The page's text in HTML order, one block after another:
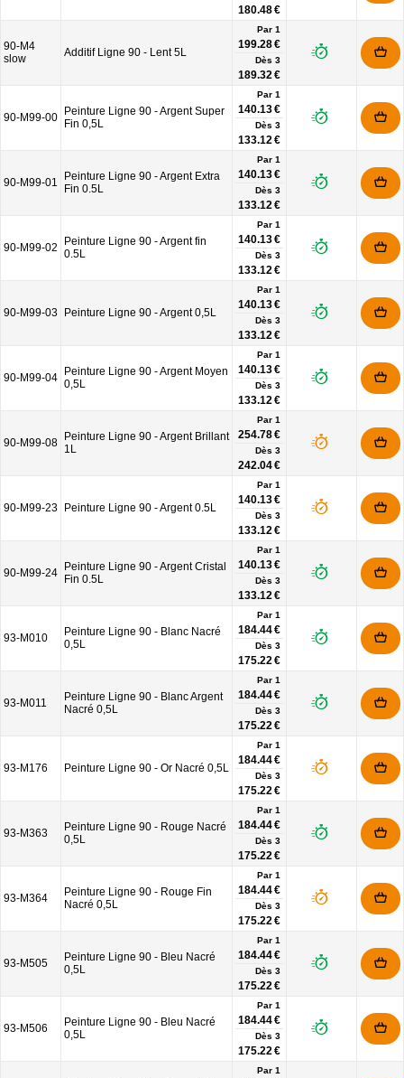
180.48 €
90-M4
slow
Additif Ligne 90 - Lent 5L
Par 1
199.28 €
Dès 3
189.32 €
90-M99-00
Peinture Ligne 90 - Argent Super
Fin 0,5L
Par 1
140.13 €
Dès 3
133.12 €
90-M99-01
Peinture Ligne 90 - Argent Extra
Fin 0.5L
Par 1
140.13 €
Dès 3
133.12 €
90-M99-02
Peinture Ligne 90 - Argent fin
0.5L
Par 1
140.13 €
Dès 3
133.12 €
90-M99-03 Peinture Ligne 90 - Argent 0,5L
Par 1
140.13 €
Dès 3
133.12 €
90-M99-04
Peinture Ligne 90 - Argent Moyen
0,5L
Par 1
140.13 €
Dès 3
133.12 €
90-M99-08
Peinture Ligne 90 - Argent Brillant
1L
Par 1
254.78 €
Dès 3
242.04 €
90-M99-23 Peinture Ligne 90 - Argent 0.5L
Par 1
140.13 €
Dès 3
133.12 €
90-M99-24
Peinture Ligne 90 - Argent Cristal
Fin 0.5L
Par 1
140.13 €
Dès 3
133.12 €
93-M010
Peinture Ligne 90 - Blanc Nacré
0,5L
Par 1
184.44 €
Dès 3
175.22 €
93-M011
Peinture Ligne 90 - Blanc Argent
Nacré 0,5L
Par 1
184.44 €
Dès 3
175.22 €
93-M176 Peinture Ligne 90 - Or Nacré 0,5L
Par 1
184.44 €
Dès 3
175.22 €
93-M363
Peinture Ligne 90 - Rouge Nacré
0,5L
Par 1
184.44 €
Dès 3
175.22 €
93-M364
Peinture Ligne 90 - Rouge Fin
Nacré 0,5L
Par 1
184.44 €
Dès 3
175.22 €
93-M505
Peinture Ligne 90 - Bleu Nacré
0,5L
Par 1
184.44 €
Dès 3
175.22 €
93-M506
Peinture Ligne 90 - Bleu Nacré
0,5L
Par 1
184.44 €
Dès 3
175.22 €
Par 1